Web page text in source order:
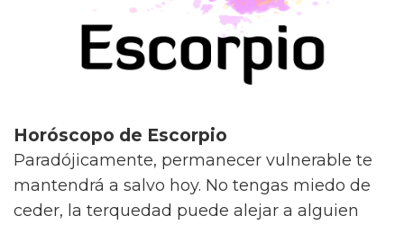
Horóscopo de Escorpio
Paradójicamente, permanecer vulnerable te
mantendrá a salvo hoy. No tengas miedo de
ceder, la terquedad puede alejar a alguien